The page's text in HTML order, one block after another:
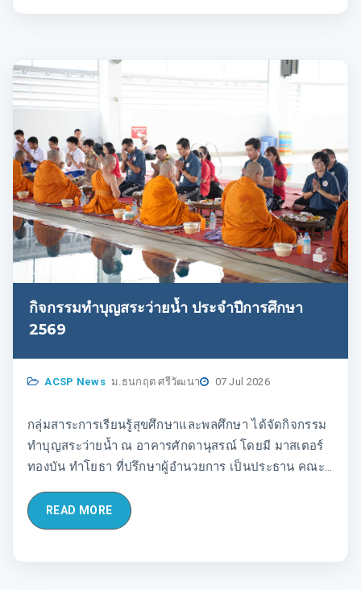
กิจกรรมทำบุญสระว่ายน้ำ ประจำปีการศึกษา
2569
ACSP News ม.ธนกฤต ศรีวัฒนา 07 Jul 2026
กลุ่มสาระการเรียนรู้สุขศึกษาและพลศึกษา ได้จัดกิจกรรม
ทำบุญสระว่ายน้ำ ณ อาคารศักดานุสรณ์ โดยมี มาสเตอร์
ทองบัน ทำโยธา ที่ปรึกษาผู้อำนวยการ เป็นประธาน คณะผู้
ร่วมพิธีอย่างพร้อมเพรียง
READ MORE